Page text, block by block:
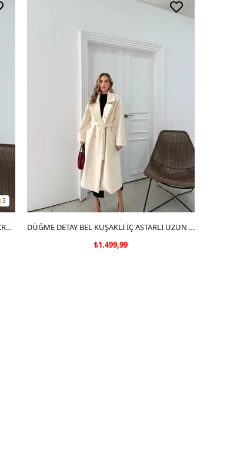
3
BEL KEMER DETAY İÇ ASTARLI KAŞE KABAN KREM
SEPETE EKLE
DÜĞME DETAY BEL KUŞAKLI İÇ ASTARLI UZUN KAŞE KABAN KREM DRL (GORSELDEN BIRAZ KOYUDUR)
₺1.499,99